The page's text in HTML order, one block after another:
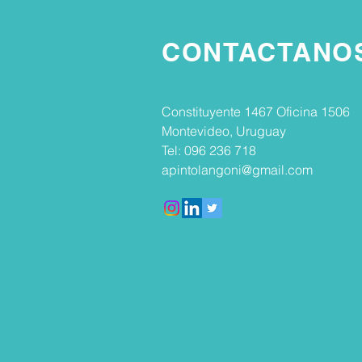
Constituyente 1467 Oficina 1506
Montevideo, Uruguay
Tel: 096 236 718
apintolangoni@gmail.com